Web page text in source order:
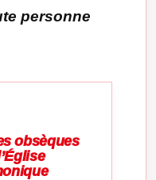
personne
obsèques